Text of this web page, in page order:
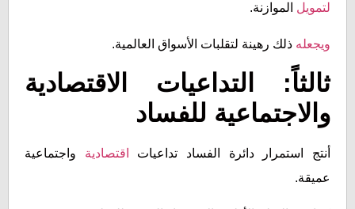
لتمويل الموازنة.
ويجعله ذلك رهينة لتقلبات الأسواق العالمية.
ثالثاً: التداعيات الاقتصادية
والاجتماعية للفساد
أنتج استمرار دائرة الفساد تداعيات اقتصادية واجتماعية
عميقة.